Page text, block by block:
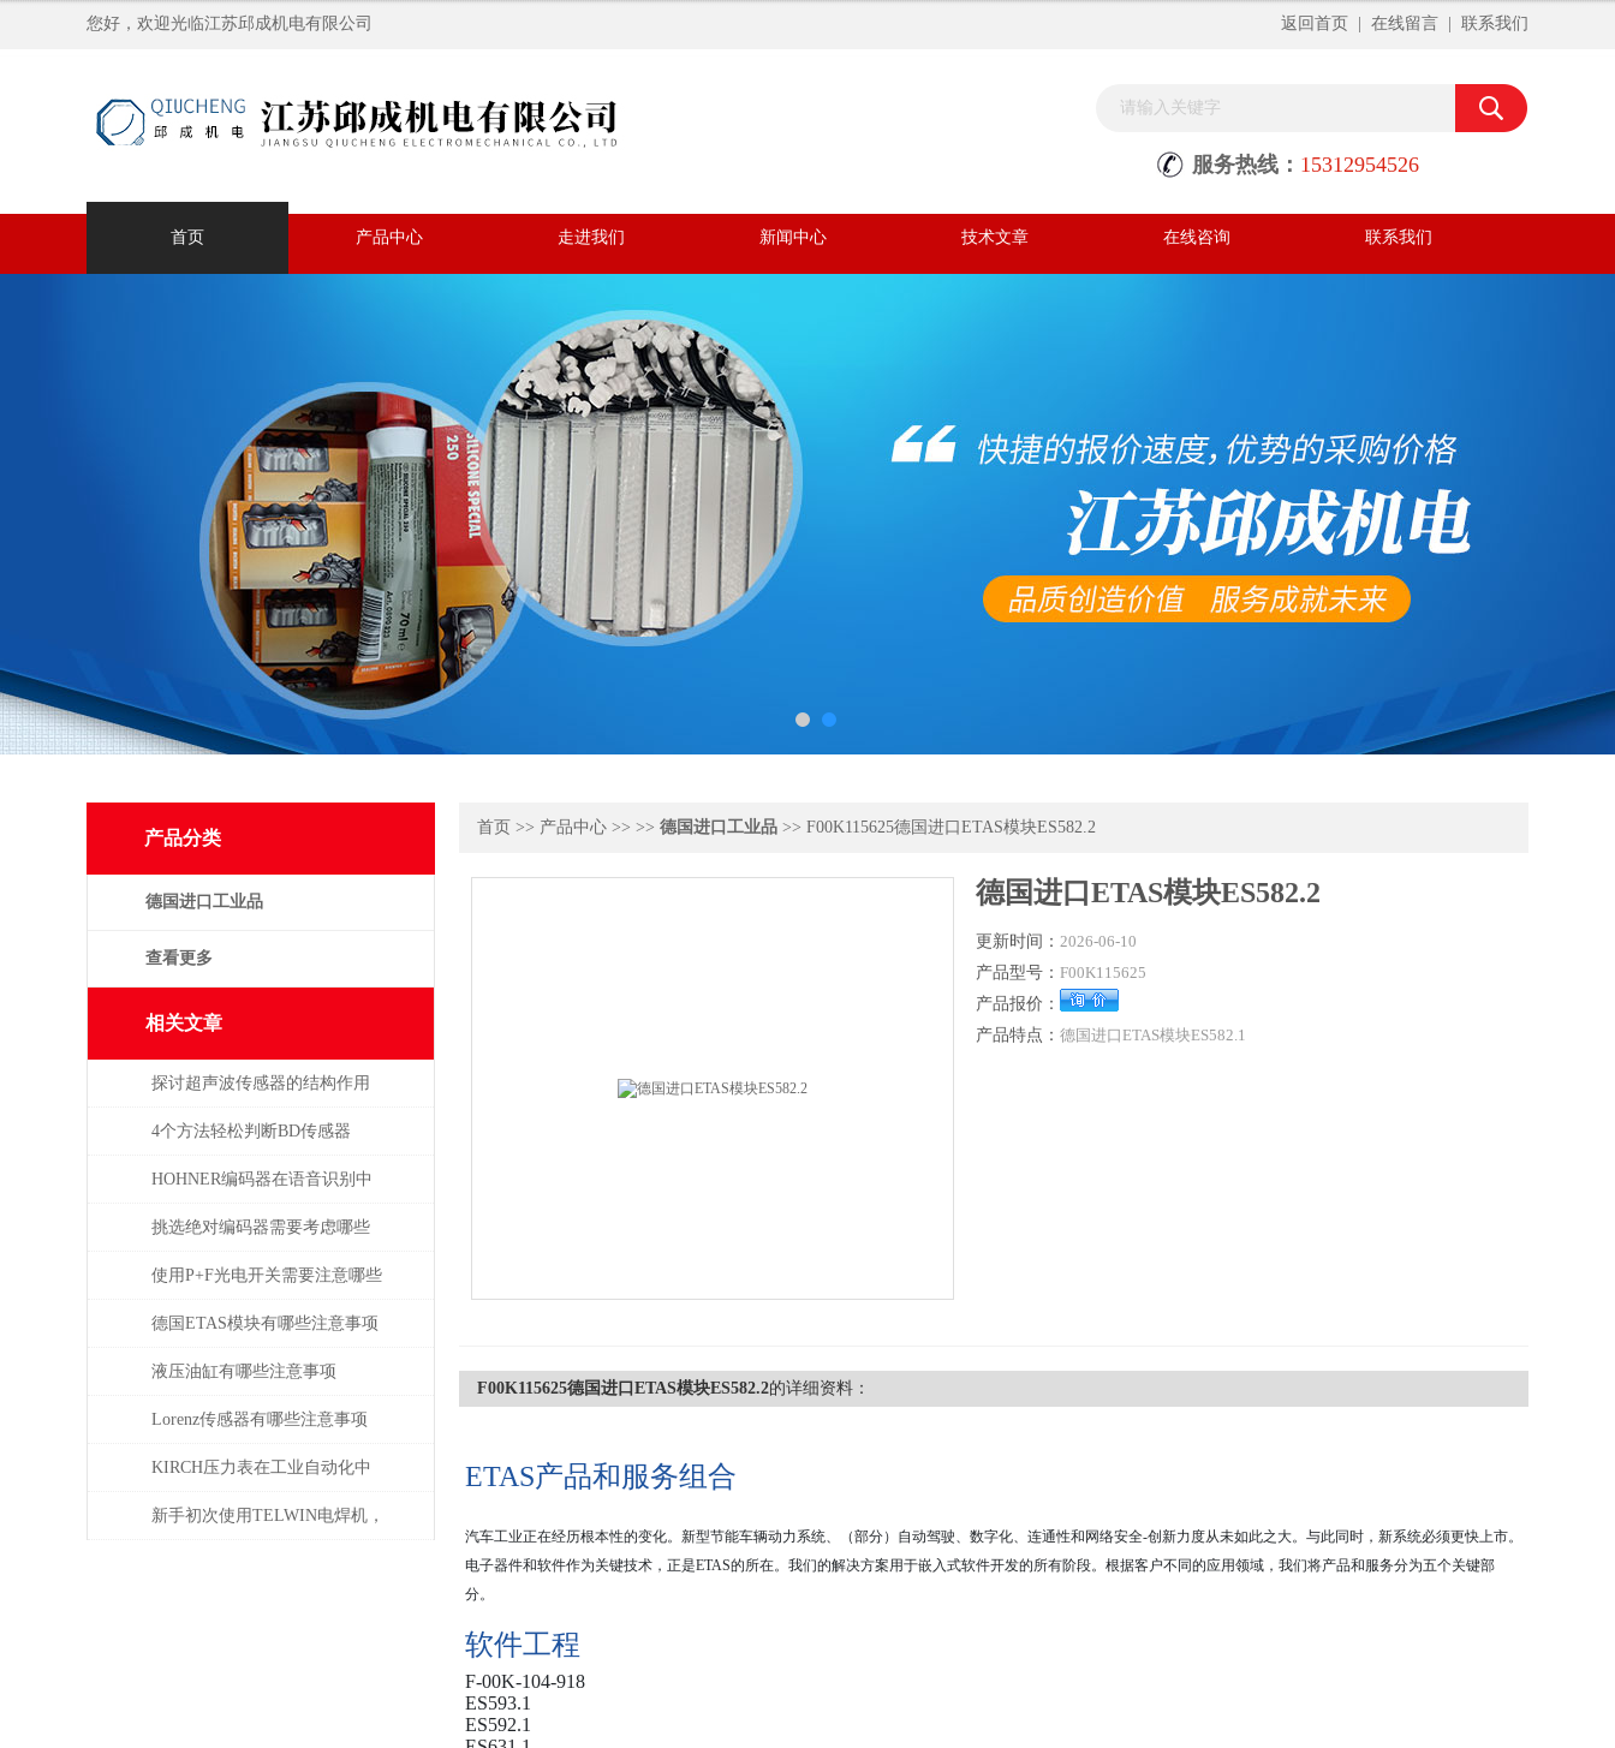
您好，欢迎光临江苏邱成机电有限公司 返回首页 在线留言 联系我们
服务热线： 15312954526
首页 产品中心 走进我们 新闻中心 技术文章 在线咨询 联系我们
产品分类
德国进口工业品
查看更多
相关文章
探讨超声波传感器的结构作用
4个方法轻松判断BD传感器
DMP的好坏，不信试一试
HOHNER编码器在语音识别中
有什么应用
挑选绝对编码器需要考虑哪些
问题
使用P+F光电开关需要注意哪些
问题？
德国ETAS模块有哪些注意事项
液压油缸有哪些注意事项
Lorenz传感器有哪些注意事项
KIRCH压力表在工业自动化中
的角色与价值
新手初次使用TELWIN电焊机，
首页 >> 产品中心 >> >> 德国进口工业品 >> F00K115625德国进口ETAS模块ES582.2
德国进口ETAS模块ES582.2
更新时间： 2026-06-10
产品型号： F00K115625
产品报价：
产品特点： 德国进口ETAS模块ES582.1
F00K115625德国进口ETAS模块ES582.2的详细资料：
ETAS产品和服务组合
汽车工业正在经历根本性的变化。新型节能车辆动力系统、（部分）自动驾驶、数字化、连通性和网络安全-创新力度从未如此之大。与此同时，新系统必须更快上市。
电子器件和软件作为关键技术，正是ETAS的所在。我们的解决方案用于嵌入式软件开发的所有阶段。根据客户不同的应用领域，我们将产品和服务分为五个关键部
分。
软件工程
F-00K-104-918
ES593.1
ES592.1